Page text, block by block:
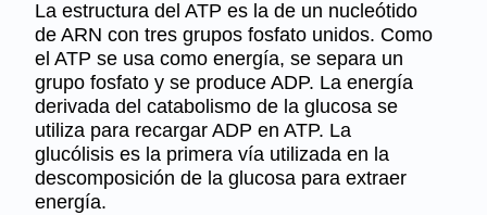
La estructura del ATP es la de un nucleótido
de ARN con tres grupos fosfato unidos. Como
el ATP se usa como energía, se separa un
grupo fosfato y se produce ADP. La energía
derivada del catabolismo de la glucosa se
utiliza para recargar ADP en ATP. La
glucólisis es la primera vía utilizada en la
descomposición de la glucosa para extraer
energía.